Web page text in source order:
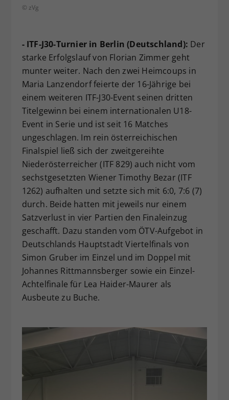
© zVg
- ITF-J30-Turnier in Berlin (Deutschland): Der
starke Erfolgslauf von Florian Zimmer geht
munter weiter. Nach den zwei Heimcoups in
Maria Lanzendorf feierte der 16-Jährige bei
einem weiteren ITF-J30-Event seinen dritten
Titelgewinn bei einem internationalen U18-
Event in Serie und ist seit 16 Matches
ungeschlagen. Im rein österreichischen
Finalspiel ließ sich der zweitgereihte
Niederösterreicher (ITF 829) auch nicht vom
sechstgesetzten Wiener Timothy Bezar (ITF
1262) aufhalten und setzte sich mit 6:0, 7:6 (7)
durch. Beide hatten mit jeweils nur einem
Satzverlust in vier Partien den Finaleinzug
geschafft. Dazu standen vom ÖTV-Aufgebot in
Deutschlands Hauptstadt Viertelfinals von
Simon Gruber im Einzel und im Doppel mit
Johannes Rittmannsberger sowie ein Einzel-
Achtelfinale für Lea Haider-Maurer als
Ausbeute zu Buche.